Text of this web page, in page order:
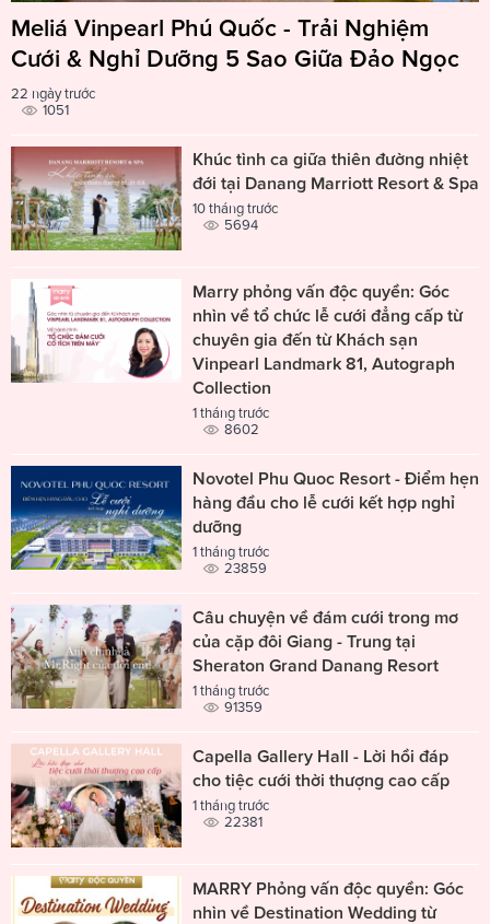
Meliá Vinpearl Phú Quốc - Trải Nghiệm
Cưới & Nghỉ Dưỡng 5 Sao Giữa Đảo Ngọc
22 ngày trước
1051
Khúc tình ca giữa thiên đường nhiệt
đới tại Danang Marriott Resort & Spa
10 tháng trước
5694
Marry phỏng vấn độc quyền: Góc
nhìn về tổ chức lễ cưới đẳng cấp từ
chuyên gia đến từ Khách sạn
Vinpearl Landmark 81, Autograph
Collection
1 tháng trước
8602
Novotel Phu Quoc Resort - Điểm hẹn
hàng đầu cho lễ cưới kết hợp nghỉ
dưỡng
1 tháng trước
23859
Câu chuyện về đám cưới trong mơ
của cặp đôi Giang - Trung tại
Sheraton Grand Danang Resort
1 tháng trước
91359
Capella Gallery Hall - Lời hồi đáp
cho tiệc cưới thời thượng cao cấp
1 tháng trước
22381
MARRY Phỏng vấn độc quyền: Góc
nhìn về Destination Wedding từ